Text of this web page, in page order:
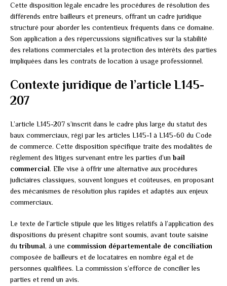
Cette disposition légale encadre les procédures de résolution des
différends entre bailleurs et preneurs, offrant un cadre juridique
structuré pour aborder les contentieux fréquents dans ce domaine.
Son application a des répercussions significatives sur la stabilité
des relations commerciales et la protection des intérêts des parties
impliquées dans les contrats de location à usage professionnel.
Contexte juridique de l’article L145-
207
L’article L145-207 s’inscrit dans le cadre plus large du statut des
baux commerciaux, régi par les articles L145-1 à L145-60 du Code
de commerce. Cette disposition spécifique traite des modalités de
règlement des litiges survenant entre les parties d’unbail
commercial. Elle vise à offrir une alternative aux procédures
judiciaires classiques, souvent longues et coûteuses, en proposant
des mécanismes de résolution plus rapides et adaptés aux enjeux
commerciaux.
Le texte de l’article stipule que les litiges relatifs à l’application des
dispositions du présent chapitre sont soumis, avant toute saisine
du tribunal, à une commission départementale de conciliation
composée de bailleurs et de locataires en nombre égal et de
personnes qualifiées. La commission s’efforce de concilier les
parties et rend un avis.